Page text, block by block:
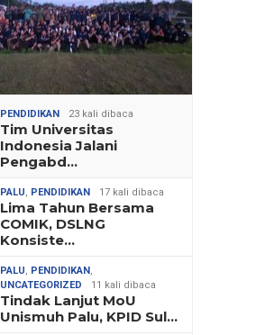
PENDIDIKAN 23 kali dibaca
Tim Universitas
Indonesia Jalani
Pengabd…
PALU, PENDIDIKAN 17 kali dibaca
Lima Tahun Bersama
COMIK, DSLNG
Konsiste…
PALU, PENDIDIKAN ,
UNCATEGORIZED
11 kali dibaca
Tindak Lanjut MoU
Unismuh Palu, KPID Sul…